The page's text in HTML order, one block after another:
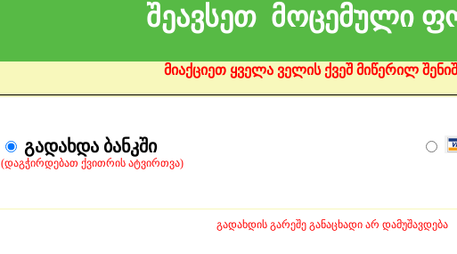
შეავსეთ მოცემული
მიაქციეთ ყველა ველის ქვეშ მიწერილ
გადახდა ბანკში
(დაგჭირდებათ ქვითრის ატვირთვა)
გადახდის გარეშე განაცხადი არ დამუშავდება